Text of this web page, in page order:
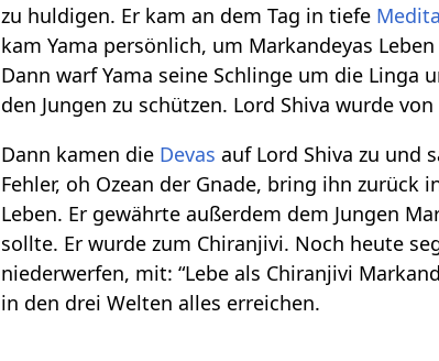
zu huldigen. Er kam an dem Tag in tiefe
kam Yama persönlich, um Markandeyas
Dann warf Yama seine Schlinge um die
den Jungen zu schützen. Lord Shiva wurde
Dann kamen die Devas auf Lord Shiva zu und
Fehler, oh Ozean der Gnade, bring ihn zurück
Leben. Er gewährte außerdem dem Jungen
sollte. Er wurde zum Chiranjivi. Noch heute
niederwerfen, mit: “Lebe als Chiranjivi
in den drei Welten alles erreichen.